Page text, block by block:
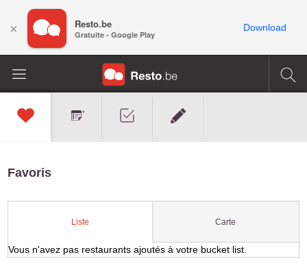
Favoris
Liste Carte
Vous n'avez pas restaurants ajoutés à votre bucket list.
× Resto.be
Gratuite - Google Play
Download